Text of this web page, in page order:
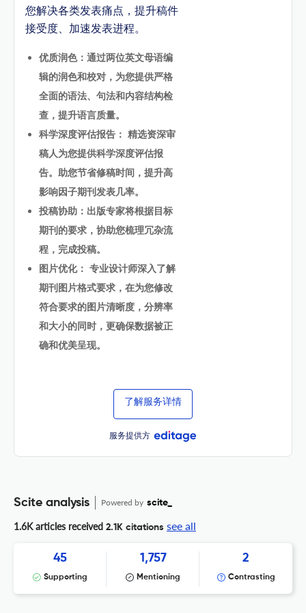
您解决各类发表痛点，提升稿件
接受度、加速发表进程。
优质润色：通过两位英文母语编
辑的润色和校对，为您提供严格
全面的语法、句法和内容结构检
查，提升语言质量。
科学深度评估报告： 精选资深审
稿人为您提供科学深度评估报
告。助您节省修稿时间，提升高
影响因子期刊发表几率。
投稿协助：出版专家将根据目标
期刊的要求，协助您梳理冗杂流
程，完成投稿。
图片优化： 专业设计师深入了解
期刊图片格式要求，在为您修改
符合要求的图片清晰度，分辨率
和大小的同时，更确保数据被正
确和优美呈现。
了解服务详情
服务提供方
Scite analysis Powered by scite_
1.6K articles received 2.1K citations see all
45
Supporting
1,757
Mentioning
2
Contrasting